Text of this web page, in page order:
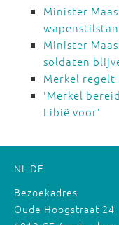
Minister
Minister
soldaten
Merkel
'Merkel
Libië voor'
NL DE
Bezoekadres
Oude Hoogstraat 24